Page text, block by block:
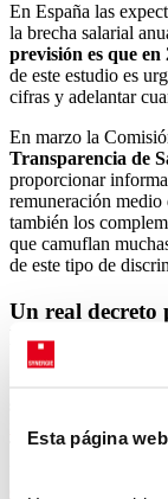
Esta página
En España las
la brecha salarial
previsión es que en
de este estudio es
cifras y adelantar
En marzo la
Transparencia de
proporcionar
remuneración medio
también los
que camuflan
de este tipo de
Un real decreto
las mujeres a
igualdad retributiva
Trabajo y el de